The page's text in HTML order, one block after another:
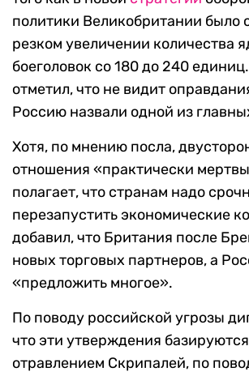
политики Великобритании было
резком увеличении количества
боеголовок со 180 до 240
отметил, что не видит
Россию назвали одной из
Хотя, по мнению посла,
отношения «практически
полагает, что странам надо
перезапустить экономические
добавил, что Британия после
новых торговых партнеров, а
«предложить многое».
По поводу российской угрозы
что эти утверждения
отравлением Скрипалей, по